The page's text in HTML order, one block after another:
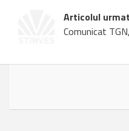
Articolul
Comunicat